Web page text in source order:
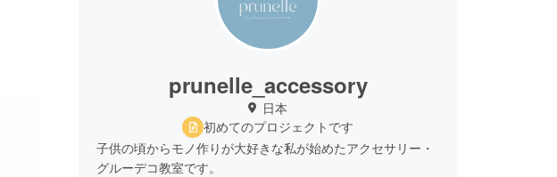
prunelle_accessory
日本
初めてのプロジェクトです
子供の頃からモノ作りが大好きな私が始めたアクセサリー・
グルーデコ教室です。